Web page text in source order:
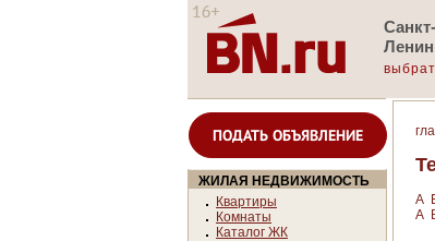
ПОДАТЬ ОБЪЯВЛЕНИЕ
ЖИЛАЯ НЕДВИЖИМОСТЬ
Квартиры
Комнаты
Каталог ЖК
А
A